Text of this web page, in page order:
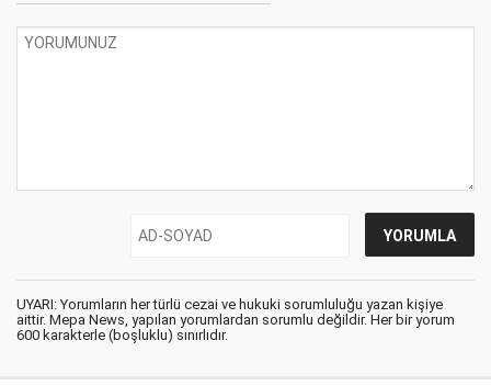
UYARI: Yorumların her türlü cezai ve hukuki sorumluluğu yazan kişiye
aittir. Mepa News, yapılan yorumlardan sorumlu değildir. Her bir yorum
600 karakterle (boşluklu) sınırlıdır.